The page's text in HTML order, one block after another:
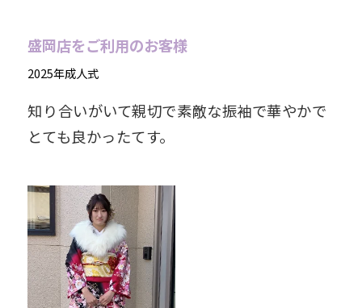
盛岡店をご利用のお客様
2025年成人式
知り合いがいて親切で素敵な振袖で華やかで
とても良かったてす。